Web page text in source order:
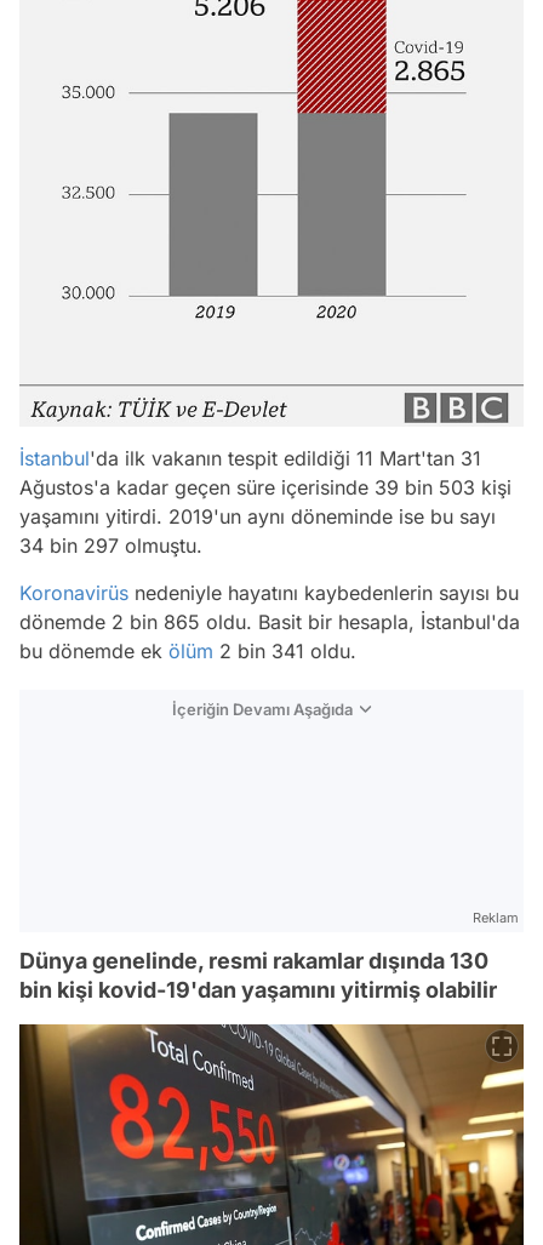
İstanbul'da ilk vakanın tespit edildiği 11 Mart'tan 31
Ağustos'a kadar geçen süre içerisinde 39 bin 503 kişi
yaşamını yitirdi. 2019'un aynı döneminde ise bu sayı
34 bin 297 olmuştu.
Koronavirüs nedeniyle hayatını kaybedenlerin sayısı bu
dönemde 2 bin 865 oldu. Basit bir hesapla, İstanbul'da
bu dönemde ek ölüm 2 bin 341 oldu.
İçeriğin Devamı Aşağıda
Reklam
Dünya genelinde, resmi rakamlar dışında 130
bin kişi kovid-19'dan yaşamını yitirmiş olabilir